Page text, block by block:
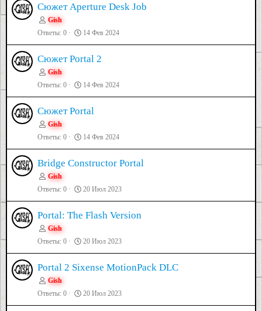
Сюжет Aperture Desk Job
Gish
Ответы 0 14 Фев 2024
Сюжет Portal 2
Gish
Ответы 0 14 Фев 2024
Сюжет Portal
Gish
Ответы 0 14 Фев 2024
Bridge Constructor Portal
Gish
Ответы 0 20 Июл 2023
Portal: The Flash Version
Gish
Ответы 0 20 Июл 2023
Portal 2 Sixense MotionPack DLC
Gish
Ответы 0 20 Июл 2023